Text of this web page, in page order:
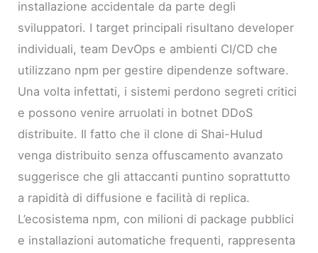
installazione accidentale da parte degli
sviluppatori. I target principali risultano developer
individuali, team DevOps e ambienti CI/CD che
utilizzano npm per gestire dipendenze software.
Una volta infettati, i sistemi perdono segreti critici
e possono venire arruolati in botnet DDoS
distribuite. Il fatto che il clone di Shai-Hulud
venga distribuito senza offuscamento avanzato
suggerisce che gli attaccanti puntino soprattutto
a rapidità di diffusione e facilità di replica.
L’ecosistema npm, con milioni di package pubblici
e installazioni automatiche frequenti, rappresenta